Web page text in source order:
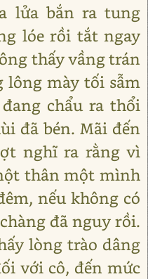
lửa bắn ra tung
lóe rồi tắt ngay
thấy vầng trán
mày tối sẫm
chẩu ra thổi
đã bén. Mãi đến
nghĩ ra rằng vì
thân một mình
nếu không có
đã nguy rồi.
lòng trào dâng
với cô, đến mức